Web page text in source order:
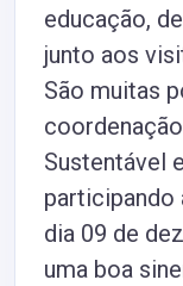
educação,
junto aos
São muitas
Sustentável
participando
dia 09 de
uma boa